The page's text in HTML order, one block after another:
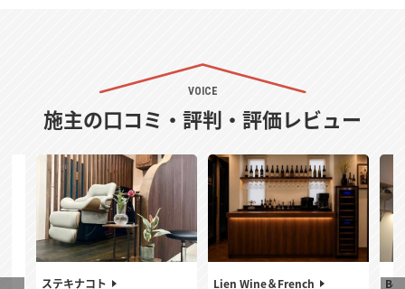
VOICE
施主の口コミ・評判・評価レビュー
ステキナコト Lien Wine＆French